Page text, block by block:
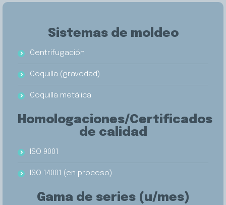
Sistemas de moldeo
Centrifugación
Coquilla (gravedad)
Coquilla metálica
Homologaciones/Certificados
de calidad
ISO 9001
ISO 14001 (en proceso)
Gama de series (u/mes)